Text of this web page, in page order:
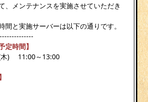
、メンテナンスを実施させていただき
間と実施サーバーは以下の通りです。
定時間】
木) 11:00～13:00